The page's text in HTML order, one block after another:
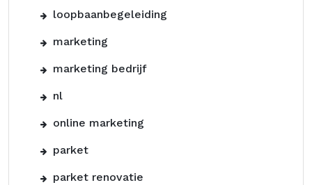
loopbaanbegeleiding
marketing
marketing bedrijf
nl
online marketing
parket
parket renovatie